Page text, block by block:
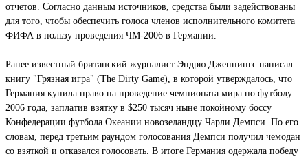
отчетов. Согласно данным источников, средства были задействованы
для того, чтобы обеспечить голоса членов исполнительного комитета
ФИФА в пользу проведения ЧМ-2006 в Германии.
Ранее известный британский журналист Эндрю Дженнингс написал
книгу "Грязная игра" (The Dirty Game), в которой утверждалось, что
Германия купила право на проведение чемпионата мира по футболу
2006 года, заплатив взятку в $250 тысяч ныне покойному боссу
Конфедерации футбола Океании новозеландцу Чарли Демпси. По его
словам, перед третьим раундом голосования Демпси получил чемодан
со взяткой и отказался голосовать. В итоге Германия одержала победу